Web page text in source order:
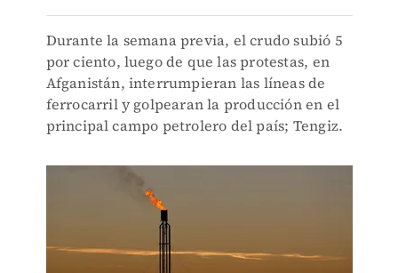
Durante la semana previa, el crudo subió 5
por ciento, luego de que las protestas, en
Afganistán, interrumpieran las líneas de
ferrocarril y golpearan la producción en el
principal campo petrolero del país; Tengiz.